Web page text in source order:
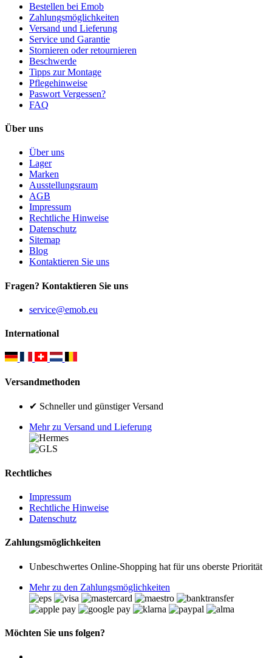
Bestellen bei Emob
Zahlungsmöglichkeiten
Versand und Lieferung
Service und Garantie
Stornieren oder retournieren
Beschwerde
Tipps zur Montage
Pflegehinweise
Paswort Vergessen?
FAQ
Über uns
Über uns
Lager
Marken
Ausstellungsraum
AGB
Impressum
Rechtliche Hinweise
Datenschutz
Sitemap
Blog
Kontaktieren Sie uns
Fragen? Kontaktieren Sie uns
service@emob.eu
International
Versandmethoden
✔ Schneller und günstiger Versand
Mehr zu Versand und Lieferung
Rechtliches
Impressum
Rechtliche Hinweise
Datenschutz
Zahlungsmöglichkeiten
Unbeschwertes Online-Shopping hat für uns oberste Priorität
Mehr zu den Zahlungsmöglichkeiten
Möchten Sie uns folgen?